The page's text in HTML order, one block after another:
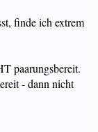
finde ich extrem
paarungsbereit.
- dann nicht